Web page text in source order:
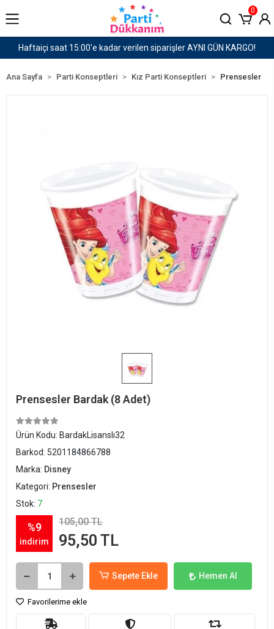
GÜN KARGO! 1500 TL ve Üzeri Kargo
0
Ana Sayfa Parti Konseptleri Kız Parti Konseptleri Prensesler
Prensesler Bardak (8 Adet)
Ürün Kodu: BardakLisanslı32
Barkod: 5201184866788
Marka: Disney
Kategori: Prensesler
Stok: 7
%9
indirim
105,00 TL
95,50 TL
Sepete Ekle Hemen Al
Favorilerime ekle